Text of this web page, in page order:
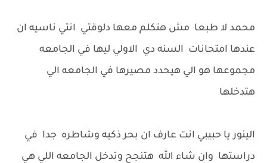
محمد لا طبعا مش هتكلم معها دلوقتي انتي ناسيه ان
عندها امتحانات السنه دي الاولي ليها في الجامعه
مجموعها هو الي هيحدد مصيرها في الجامعه الي
هتدخلها
الينور يا حبيبي انت عارف ان بحر ذكيه وشاطره جدا في
دراستها وان شاء الله هتنجح وتدخل الجامعه اللي هي